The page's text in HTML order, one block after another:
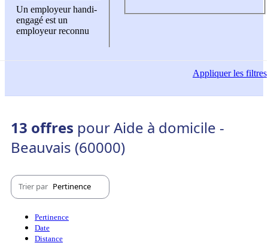
Un employeur handi-
engagé est un
employeur reconnu
Appliquerles filtres
13 offres pour Aide à domicile -
Beauvais (60000)
Trier par Pertinence
Pertinence
Date
Distance